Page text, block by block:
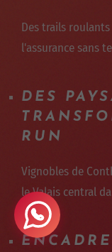
Des trails
l'assurance sans
DES
RUN
Vignobles de
le Valais central